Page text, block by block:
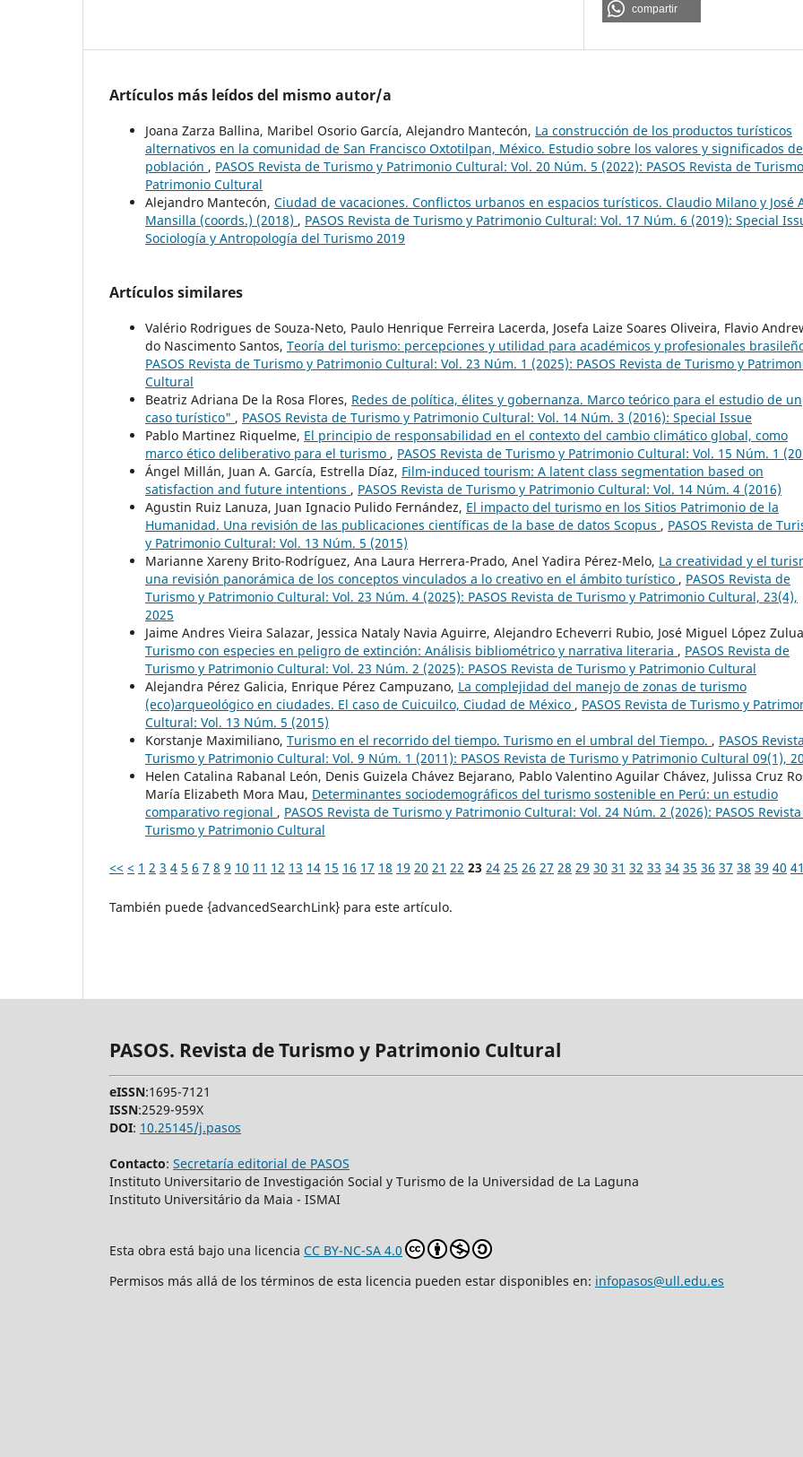
compartir
Artículos más leídos del mismo autor/a
Joana Zarza Ballina, Maribel Osorio García, Alejandro Mantecón, La construcción de los productos turísticos
alternativos en la comunidad de San Francisco Oxtotilpan, México. Estudio sobre los valores y significados
población , PASOS Revista de Turismo y Patrimonio Cultural: Vol. 20 Núm. 5 (2022): PASOS Revista de
Patrimonio Cultural
Alejandro Mantecón, Ciudad de vacaciones. Conflictos urbanos en espacios turísticos. Claudio Milano y José
Mansilla (coords.) (2018) , PASOS Revista de Turismo y Patrimonio Cultural: Vol. 17 Núm. 6 (2019): Special
Sociología y Antropología del Turismo 2019
Artículos similares
Valério Rodrigues de Souza-Neto, Paulo Henrique Ferreira Lacerda, Josefa Laize Soares Oliveira, Flavio
do Nascimento Santos, Teoría del turismo: percepciones y utilidad para académicos y profesionales
PASOS Revista de Turismo y Patrimonio Cultural: Vol. 23 Núm. 1 (2025): PASOS Revista de Turismo y
Cultural
Beatriz Adriana De la Rosa Flores, Redes de política, élites y gobernanza. Marco teórico para el estudio de un
caso turístico" , PASOS Revista de Turismo y Patrimonio Cultural: Vol. 14 Núm. 3 (2016): Special Issue
Pablo Martinez Riquelme, El principio de responsabilidad en el contexto del cambio climático global, como
marco ético deliberativo para el turismo , PASOS Revista de Turismo y Patrimonio Cultural: Vol. 15 Núm. 1
Ángel Millán, Juan A. García, Estrella Díaz, Film-induced tourism: A latent class segmentation based on
satisfaction and future intentions , PASOS Revista de Turismo y Patrimonio Cultural: Vol. 14 Núm. 4 (2016)
Agustin Ruiz Lanuza, Juan Ignacio Pulido Fernández, El impacto del turismo en los Sitios Patrimonio de la
Humanidad. Una revisión de las publicaciones científicas de la base de datos Scopus , PASOS Revista de
y Patrimonio Cultural: Vol. 13 Núm. 5 (2015)
Marianne Xareny Brito-Rodríguez, Ana Laura Herrera-Prado, Anel Yadira Pérez-Melo, La creatividad y el
una revisión panorámica de los conceptos vinculados a lo creativo en el ámbito turístico , PASOS Revista de
Turismo y Patrimonio Cultural: Vol. 23 Núm. 4 (2025): PASOS Revista de Turismo y Patrimonio Cultural, 23(4),
2025
Jaime Andres Vieira Salazar, Jessica Nataly Navia Aguirre, Alejandro Echeverri Rubio, José Miguel López
Turismo con especies en peligro de extinción: Análisis bibliométrico y narrativa literaria , PASOS Revista de
Turismo y Patrimonio Cultural: Vol. 23 Núm. 2 (2025): PASOS Revista de Turismo y Patrimonio Cultural
Alejandra Pérez Galicia, Enrique Pérez Campuzano, La complejidad del manejo de zonas de turismo
(eco)arqueológico en ciudades. El caso de Cuicuilco, Ciudad de México , PASOS Revista de Turismo y
Cultural: Vol. 13 Núm. 5 (2015)
Korstanje Maximiliano, Turismo en el recorrido del tiempo. Turismo en el umbral del Tiempo. , PASOS
Turismo y Patrimonio Cultural: Vol. 9 Núm. 1 (2011): PASOS Revista de Turismo y Patrimonio Cultural 09(1),
Helen Catalina Rabanal León, Denis Guizela Chávez Bejarano, Pablo Valentino Aguilar Chávez, Julissa Cruz
María Elizabeth Mora Mau, Determinantes sociodemográficos del turismo sostenible en Perú: un estudio
comparativo regional , PASOS Revista de Turismo y Patrimonio Cultural: Vol. 24 Núm. 2 (2026): PASOS
Turismo y Patrimonio Cultural
<< < 1 2 3 4 5 6 7 8 9 10 11 12 13 14 15 16 17 18 19 20 21 22 23 24 25 26 27 28 29 30 31 32 33 34 35 36 37 38 39 40 41
También puede {advancedSearchLink} para este artículo.
PASOS. Revista de Turismo y Patrimonio Cultural
eISSN:1695-7121
ISSN:2529-959X
DOI: 10.25145/j.pasos
Contacto: Secretaría editorial de PASOS
Instituto Universitario de Investigación Social y Turismo de la Universidad de La Laguna
Instituto Universitário da Maia - ISMAI
Esta obra está bajo una licencia CC BY-NC-SA 4.0
Permisos más allá de los términos de esta licencia pueden estar disponibles en: infopasos@ull.edu.es